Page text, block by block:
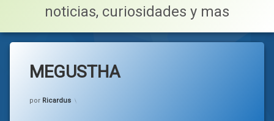
noticias, curiosidades y mas
MEGUSTHA
por Ricardus